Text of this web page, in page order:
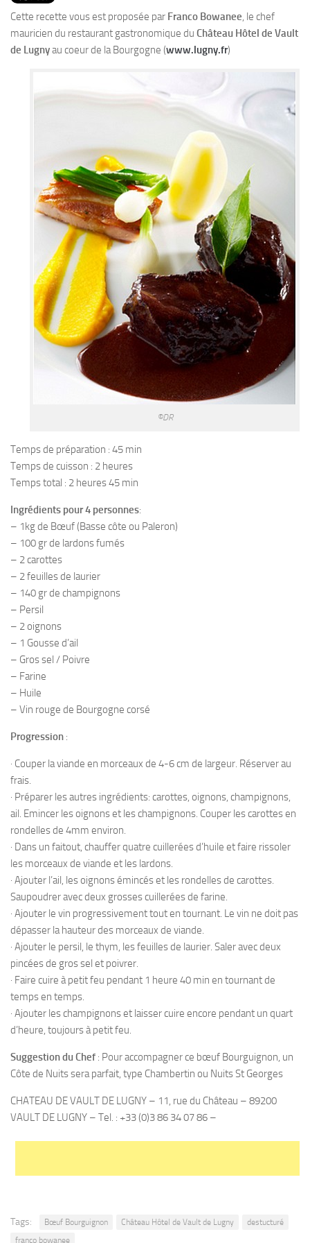
PRODUITS
RECETTES
Entrées
Cette recette vous est proposée par Franco Bowanee, le chef
mauricien du restaurant gastronomique du Château Hôtel de Vault
de Lugnyau coeur de la Bourgogne (www.lugny.fr)
©DR
Temps de préparation : 45 min
Temps de cuisson : 2 heures
Temps total : 2 heures 45 min
Ingrédients pour 4 personnes:
– 1kg de Bœuf (Basse côte ou Paleron)
– 100 gr de lardons fumés
– 2 carottes
– 2 feuilles de laurier
– 140 gr de champignons
– Persil
– 2 oignons
– 1 Gousse d’ail
– Gros sel / Poivre
– Farine
– Huile
– Vin rouge de Bourgogne corsé
Progression :
· Couper la viande en morceaux de 4-6 cm de largeur. Réserver au
frais.
· Préparer les autres ingrédients: carottes, oignons, champignons,
ail. Emincer les oignons et les champignons. Couper les carottes en
rondelles de 4mm environ.
· Dans un faitout, chauffer quatre cuillerées d’huile et faire rissoler
les morceaux de viande et les lardons.
· Ajouter l’ail, les oignons émincés et les rondelles de carottes.
Saupoudrer avec deux grosses cuillerées de farine.
· Ajouter le vin progressivement tout en tournant. Le vin ne doit pas
dépasser la hauteur des morceaux de viande.
· Ajouter le persil, le thym, les feuilles de laurier. Saler avec deux
pincées de gros sel et poivrer.
· Faire cuire à petit feu pendant 1 heure 40 min en tournant de
temps en temps.
· Ajouter les champignons et laisser cuire encore pendant un quart
d’heure, toujours à petit feu.
Suggestion du Chef : Pour accompagner ce bœuf Bourguignon, un
Côte de Nuits sera parfait, type Chambertin ou Nuits St Georges
CHATEAU DE VAULT DE LUGNY – 11, rue du Château – 89200
VAULT DE LUGNY – Tel. : +33 (0)3 86 34 07 86 –
Tags: Bœuf Bourguignon Château Hôtel de Vault de Lugny
destucturé
franco bowanee